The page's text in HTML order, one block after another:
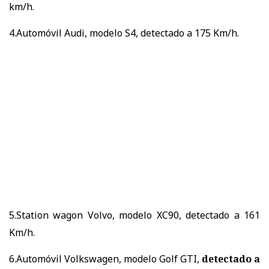
km/h.
4.Automóvil Audi, modelo S4, detectado a 175 Km/h.
5.Station wagon Volvo, modelo XC90, detectado a 161
Km/h.
6.Automóvil Volkswagen, modelo Golf GTI, detectado a